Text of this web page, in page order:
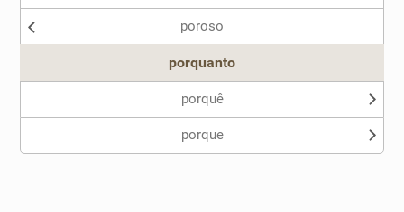
poroso
porquanto
porquê
porque